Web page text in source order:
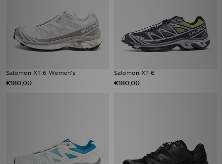
Salomon XT-6 Women's
€180,00
Salomon XT-6
€180,00